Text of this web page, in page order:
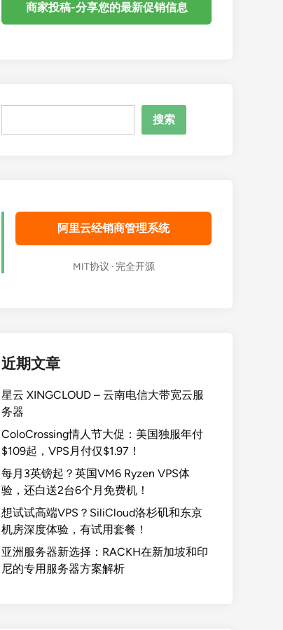
商家投稿-分享您的最新促销信息
搜索
阿里云经销商管理系统
MIT协议 · 完全开源
近期文章
星云 XINGCLOUD – 云南电信大带宽云服
务器
ColoCrossing情人节大促：美国独服年付
$109起，VPS月付仅$1.97！
每月3英镑起？英国VM6 Ryzen VPS体
验，还白送2台6个月免费机！
想试试高端VPS？SiliCloud洛杉矶和东京
机房深度体验，有试用套餐！
亚洲服务器新选择：RACKH在新加坡和印
尼的专用服务器方案解析